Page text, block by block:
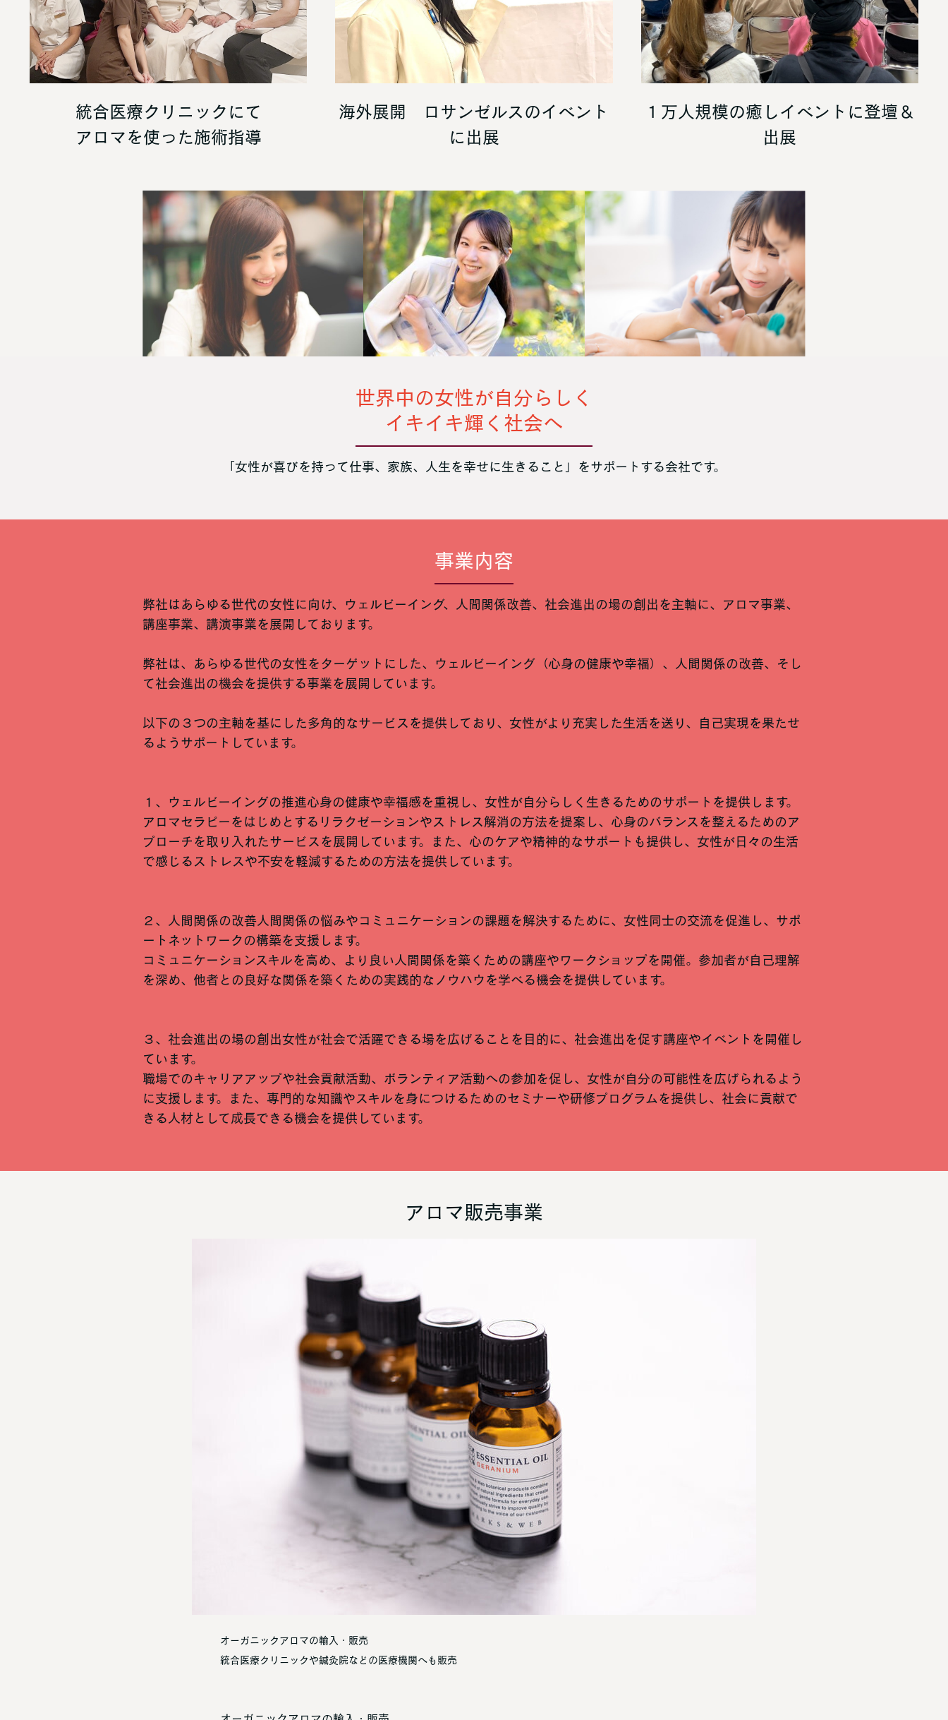
統合医療クリニックにて
アロマを使った施術指導
海外展開 ロサンゼルスのイベント
に出展
１万人規模の癒しイベントに登壇＆
出展
世界中の女性が自分らしく
イキイキ輝く社会へ
「女性が喜びを持って仕事、家族、人生を幸せに生きること」をサポートする会社です。
事業内容
弊社はあらゆる世代の女性に向け、ウェルビーイング、人間関係改善、社会進出の場の創出を主軸に、アロマ事業、
講座事業、講演事業を展開しております。
弊社は、あらゆる世代の女性をターゲットにした、ウェルビーイング（心身の健康や幸福）、人間関係の改善、そし
て社会進出の機会を提供する事業を展開しています。
以下の３つの主軸を基にした多角的なサービスを提供しており、女性がより充実した生活を送り、自己実現を果たせ
るようサポートしています。
１、ウェルビーイングの推進心身の健康や幸福感を重視し、女性が自分らしく生きるためのサポートを提供します。
アロマセラピーをはじめとするリラクゼーションやストレス解消の方法を提案し、心身のバランスを整えるためのア
プローチを取り入れたサービスを展開しています。また、心のケアや精神的なサポートも提供し、女性が日々の生活
で感じるストレスや不安を軽減するための方法を提供しています。
２、人間関係の改善人間関係の悩みやコミュニケーションの課題を解決するために、女性同士の交流を促進し、サポ
ートネットワークの構築を支援します。
コミュニケーションスキルを高め、より良い人間関係を築くための講座やワークショップを開催。参加者が自己理解
を深め、他者との良好な関係を築くための実践的なノウハウを学べる機会を提供しています。
３、社会進出の場の創出女性が社会で活躍できる場を広げることを目的に、社会進出を促す講座やイベントを開催し
ています。
職場でのキャリアアップや社会貢献活動、ボランティア活動への参加を促し、女性が自分の可能性を広げられるよう
に支援します。また、専門的な知識やスキルを身につけるためのセミナーや研修プログラムを提供し、社会に貢献で
きる人材として成長できる機会を提供しています。
アロマ販売事業
オーガニックアロマの輸入・販売
統合医療クリニックや鍼灸院などの医療機関へも販売